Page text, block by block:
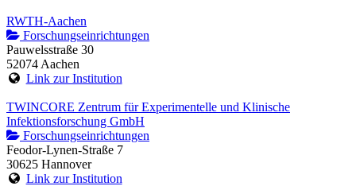
RWTH-Aachen
Forschungseinrichtungen
Pauwelsstraße 30
52074 Aachen
Link zur Institution
TWINCORE Zentrum für Experimentelle und Klinische
Infektionsforschung GmbH
Forschungseinrichtungen
Feodor-Lynen-Straße 7
30625 Hannover
Link zur Institution